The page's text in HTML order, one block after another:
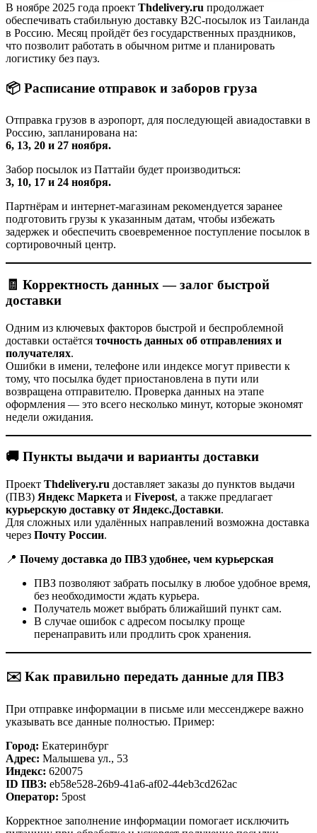
В ноябре 2025 года проект Thdelivery.ru продолжает
обеспечивать стабильную доставку B2C-посылок из Таиланда
в Россию. Месяц пройдёт без государственных праздников,
что позволит работать в обычном ритме и планировать
логистику без пауз.
📦 Расписание отправок и заборов груза
Отправка грузов в аэропорт, для последующей авиадоставки в
Россию, запланирована на:
6, 13, 20 и 27 ноября.
Забор посылок из Паттайи будет производиться:
3, 10, 17 и 24 ноября.
Партнёрам и интернет-магазинам рекомендуется заранее
подготовить грузы к указанным датам, чтобы избежать
задержек и обеспечить своевременное поступление посылок в
сортировочный центр.
🧾 Корректность данных — залог быстрой
доставки
Одним из ключевых факторов быстрой и беспроблемной
доставки остаётся точность данных об отправлениях и
получателях.
Ошибки в имени, телефоне или индексе могут привести к
тому, что посылка будет приостановлена в пути или
возвращена отправителю. Проверка данных на этапе
оформления — это всего несколько минут, которые экономят
недели ожидания.
🚚 Пункты выдачи и варианты доставки
Проект Thdelivery.ru доставляет заказы до пунктов выдачи
(ПВЗ) Яндекс Маркета и Fivepost, а также предлагает
курьерскую доставку от Яндекс.Доставки.
Для сложных или удалённых направлений возможна доставка
через Почту России.
📍 Почему доставка до ПВЗ удобнее, чем курьерская
ПВЗ позволяют забрать посылку в любое удобное время,
без необходимости ждать курьера.
Получатель может выбрать ближайший пункт сам.
В случае ошибок с адресом посылку проще
перенаправить или продлить срок хранения.
✉️ Как правильно передать данные для ПВЗ
При отправке информации в письме или мессенджере важно
указывать все данные полностью. Пример:
Город: Екатеринбург
Адрес: Малышева ул., 53
Индекс: 620075
ID ПВЗ: eb58e528-26b9-41a6-af02-44eb3cd262ac
Оператор: 5post
Корректное заполнение информации помогает исключить